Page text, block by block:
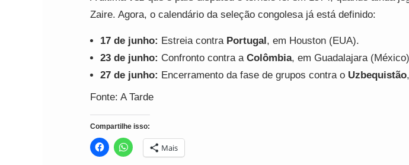
Zaire. Agora, o calendário da seleção congolesa já está definido:
17 de junho: Estreia contra Portugal, em Houston (EUA).
23 de junho: Confronto contra a Colômbia, em Guadalajara
27 de junho: Encerramento da fase de grupos contra o Uzbequistão
Fonte: A Tarde
Compartilhe isso:
Mais